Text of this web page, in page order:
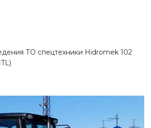
ТО спецтехники Hidromek 102